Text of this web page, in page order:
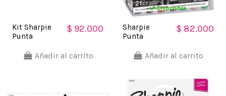
Kit Sharpie
Punta
Marcadores +
$ 92.000
Añadir al carrito
Disponible
Sharpie
Punta
Marcador
$ 82.000
Añadir al carrito